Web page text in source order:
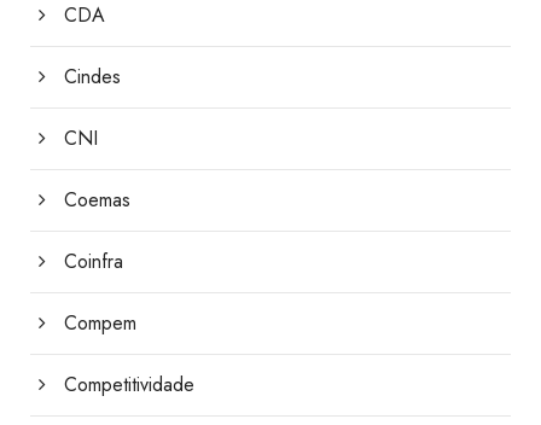
CDA
Cindes
CNI
Coemas
Coinfra
Compem
Competitividade